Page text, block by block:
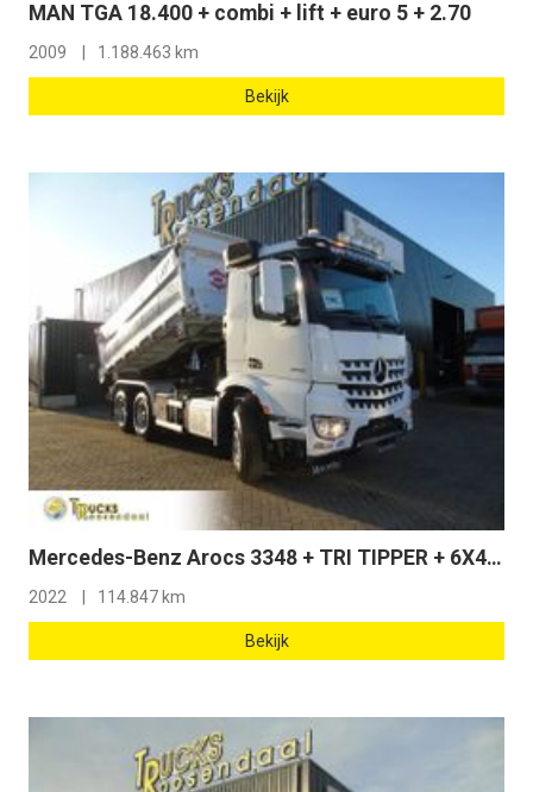
MAN TGA 18.400 + combi + lift + euro 5 + 2.70
2009 1.188.463 km
Bekijk
Mercedes-Benz Arocs 3348 + TRI TIPPER + 6X4 + EURO 6
2022 114.847 km
Bekijk